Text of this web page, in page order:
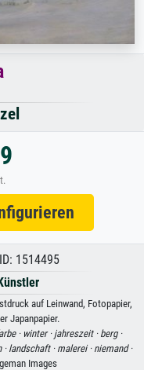
1514495
auf Leinwand, Fotopapier,
Japanpapier.
· winter · jahreszeit · berg ·
· landschaft · malerei · niemand ·
Images